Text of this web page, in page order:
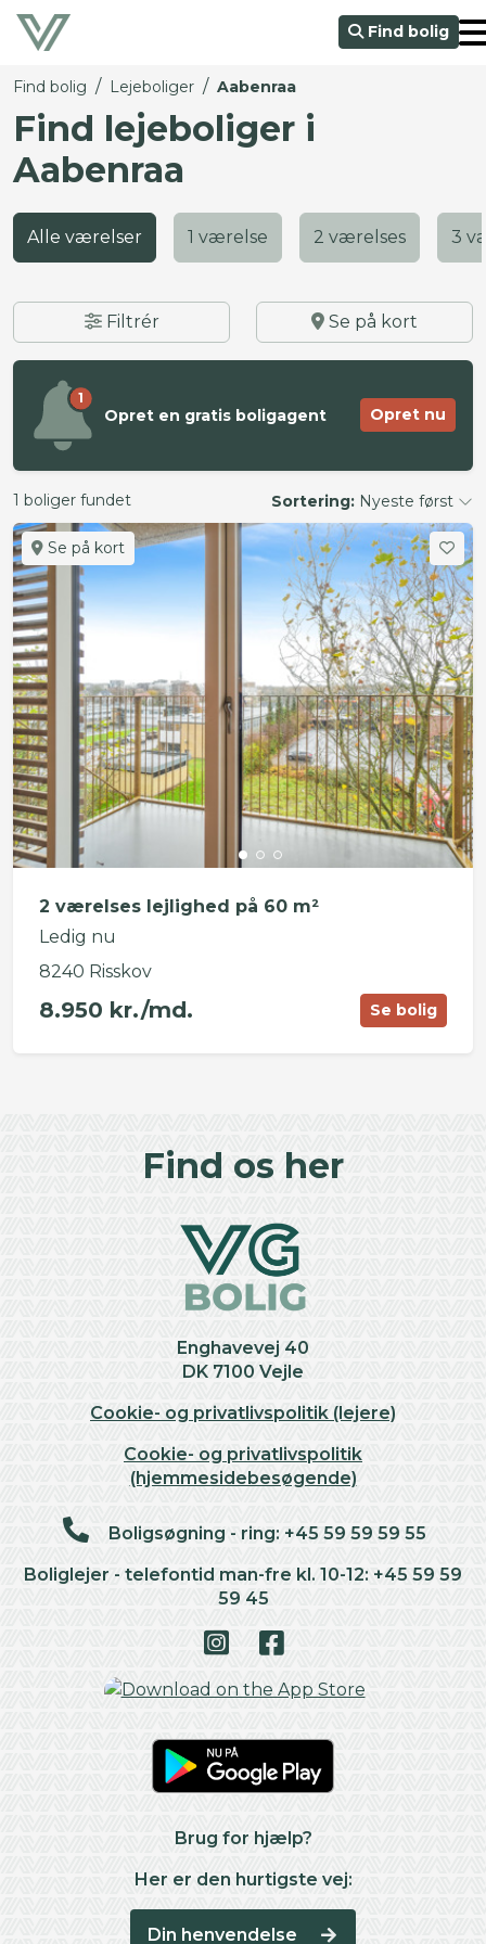
Find bolig
Find bolig / Lejeboliger / Aabenraa
Find lejeboliger i
Aabenraa
Alle værelser 1 værelse 2 værelses 3
Filtrér Se på kort
1
Opret en gratis boligagent Opret nu
1 boliger fundet Sortering: Nyeste først
Se på kort
2 værelses lejlighed på 60 m²
Ledig nu
8240 Risskov
8.950 kr./md. Se bolig
Find os her
Enghavevej 40
DK 7100 Vejle
Cookie- og privatlivspolitik (lejere)
Cookie- og privatlivspolitik
(hjemmesidebesøgende)
Boligsøgning - ring: +45 59 59 59 55
Boliglejer - telefontid man-fre kl. 10-12: +45 59 59
59 45
Brug for hjælp?
Her er den hurtigste vej:
Din henvendelse